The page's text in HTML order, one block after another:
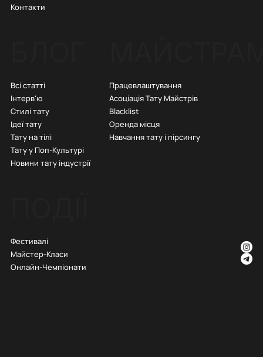
Контакти
Всі статті
Інтерв'ю
Стилі тату
Ідеї тату
Тату на тілі
Тату у Поп-Культурі
Новини тату індустрії
Працевлаштування
Асоціація Тату Майстрів
Blacklist
Оренда місця
Навчання тату і пірсингу
Фестивалі
Майстер-Класи
Онлайн-Чемпіонати